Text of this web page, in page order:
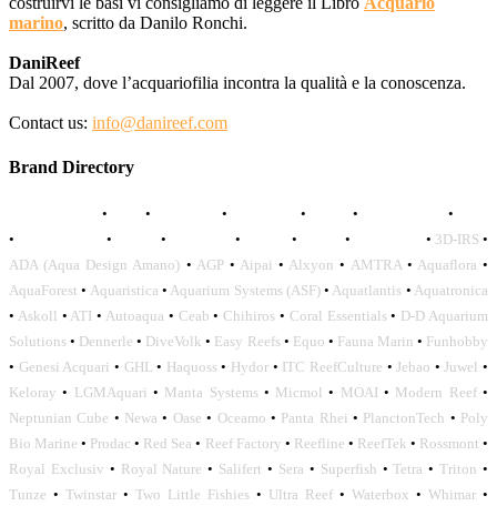
marino, scritto da Danilo Ronchi.
DaniReef
Dal 2007, dove l’acquariofilia incontra la qualità e la conoscenza.
Contact us: info@danireef.com
Brand Directory
• • • • • •
•
• • • • • • 3D-IRS •
ADA (Aqua Design Amano) • AGP• Aipai • Alxyon • AMTRA• Aquaflora •
AquaForest • Aquaristica • Aquarium Systems (ASF)• Aquatlantis • Aquatronica
• Askoll • ATI • Autoaqua • Ceab • Chihiros • Coral Essentials• D-D Aquarium
Solutions • Dennerle • DiveVolk • Easy Reefs• Equo • Fauna Marin • Funhobby
• Genesi Acquari • GHL • Haquoss• Hydor • ITC ReefCulture •Jebao •Juwel •
Keloray • LGMAquari • Manta Systems• Micmol • MOAI • Modern Reef•
Neptunian Cube • Newa • Oase • Oceamo • Panta Rhei • PlanctonTech • Poly
Bio Marine • Prodac • Red Sea • Reef Factory • Reefline • ReefTek • Rossmont •
Royal Exclusiv • Royal Nature • Salifert • Sera • Superfish •Tetra •Triton •
Tunze • Twinstar • Two Little Fishies • Ultra Reef • Waterbox • Whimar •